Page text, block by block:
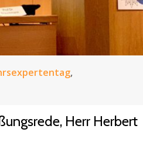
,
Herr Herbert